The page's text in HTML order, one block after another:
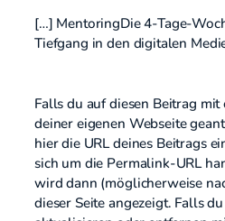
[…] MentoringDie 4-Tage-
Tiefgang in den digitalen
Falls du auf diesen Beitrag
deiner eigenen Webseite
hier die URL deines Beitrags
sich um die Permalink-URL
wird dann (möglicherweise
dieser Seite angezeigt. Falls